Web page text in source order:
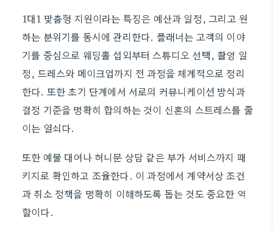
1대1 맞춤형 지원이라는 특징은 예산과 일정, 그리고 원
하는 분위기를 동시에 관리한다. 플래너는 고객의 이야
기를 중심으로 웨딩홀 섭외부터 스튜디오 선택, 촬영 일
정, 드레스와 메이크업까지 전 과정을 체계적으로 정리
한다. 또한 초기 단계에서 서로의 커뮤니케이션 방식과
결정 기준을 명확히 합의하는 것이 신혼의 스트레스를 줄
이는 열쇠다.
또한 예물 대여나 허니문 상담 같은 부가 서비스까지 패
키지로 확인하고 조율한다. 이 과정에서 계약서상 조건
과 취소 정책을 명확히 이해하도록 돕는 것도 중요한 역
할이다.